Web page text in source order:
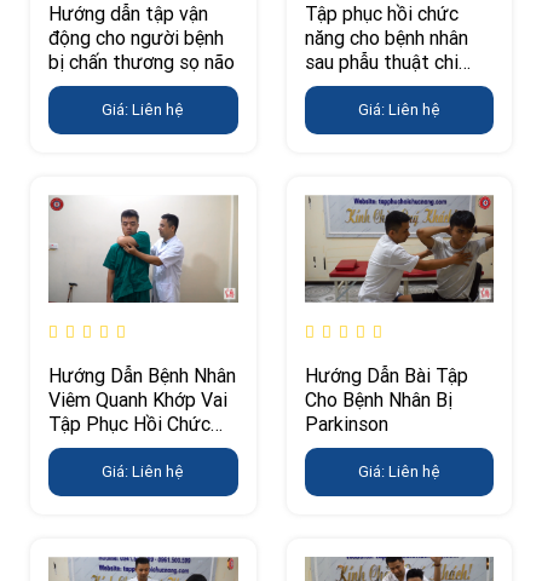
Hướng dẫn tập vận
động cho người bệnh
bị chấn thương sọ não
Giá: Liên hệ
Tập phục hồi chức
năng cho bệnh nhân
sau phẫu thuật chi
dưới
Giá: Liên hệ
Hướng Dẫn Bệnh Nhân
Viêm Quanh Khớp Vai
Tập Phục Hồi Chức
Năng
Giá: Liên hệ
Hướng Dẫn Bài Tập
Cho Bệnh Nhân Bị
Parkinson
Giá: Liên hệ